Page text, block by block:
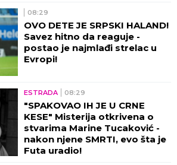
08:29
OVO DETE JE SRPSKI HALAND!
Savez hitno da reaguje -
postao je najmlađi strelac u
Evropi!
ESTRADA 08:29
"SPAKOVAO IH JE U CRNE
KESE" Misterija otkrivena o
stvarima Marine Tucaković -
nakon njene SMRTI, evo šta je
Futa uradio!